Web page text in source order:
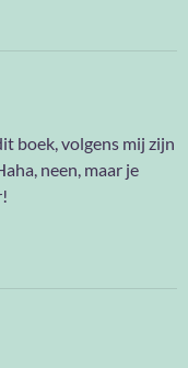
boek, volgens mij zijn
neen, maar je